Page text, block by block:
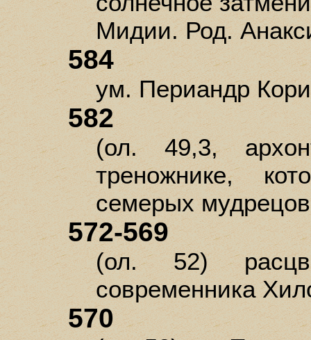
Мидии. Род.
584
ум. Периандр
582
(ол. 49,3,
треножнике,
семерых
572-569
(ол. 52)
современника
570